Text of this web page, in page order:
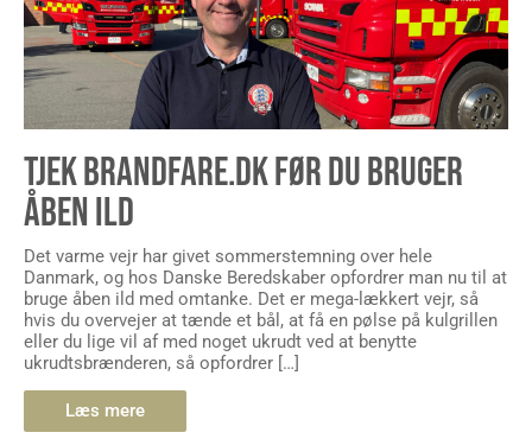
TJEK BRANDFARE.DK FØR DU BRUGER
ÅBEN ILD
Det varme vejr har givet sommerstemning over hele
Danmark, og hos Danske Beredskaber opfordrer man nu til at
bruge åben ild med omtanke. Det er mega-lækkert vejr, så
hvis du overvejer at tænde et bål, at få en pølse på kulgrillen
eller du lige vil af med noget ukrudt ved at benytte
ukrudtsbrænderen, så opfordrer […]
Læs mere